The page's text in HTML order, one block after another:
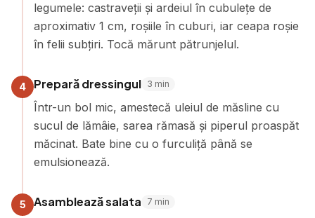
legumele: castraveții și ardeiul în cubulețe de
aproximativ 1 cm, roșiile în cuburi, iar ceapa roșie
în felii subțiri. Tocă mărunt pătrunjelul.
4 Prepară dressingul 3 min
Într-un bol mic, amestecă uleiul de măsline cu
sucul de lămâie, sarea rămasă și piperul proaspăt
măcinat. Bate bine cu o furculiță până se
emulsionează.
5 Asamblează salata 7 min